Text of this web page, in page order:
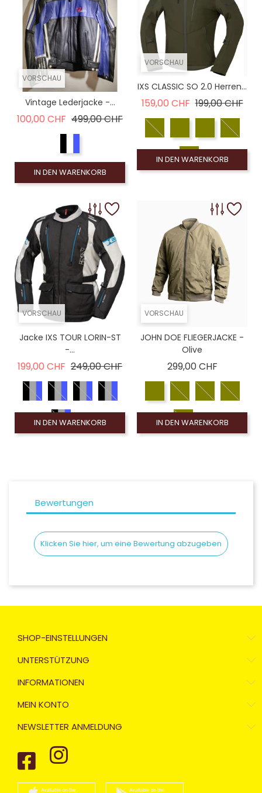
VORSCHAU
Vintage Lederjacke -...
100,00 CHF Verkaufspreis
499,00 CHFPreis
IN DEN WARENKORB
VORSCHAU
IXS CLASSIC SO 2.0 Herren...
159,00 CHF Verkaufspreis
199,00 CHF
IN DEN WARENKORB
VORSCHAU
Jacke IXS TOUR LORIN-ST
-...
199,00 CHF Verkaufspreis
249,00 CHFPreis
IN DEN WARENKORB
VORSCHAU
JOHN DOE FLIEGERJACKE -
Olive
299,00 CHFPreis
IN DEN WARENKORB
Bewertungen
Klicken Sie hier, um eine Bewertung abzugeben
SHOP-EINSTELLUNGEN
UNTERSTÜTZUNG
INFORMATIONEN
MEIN KONTO
NEWSLETTER ANMELDUNG